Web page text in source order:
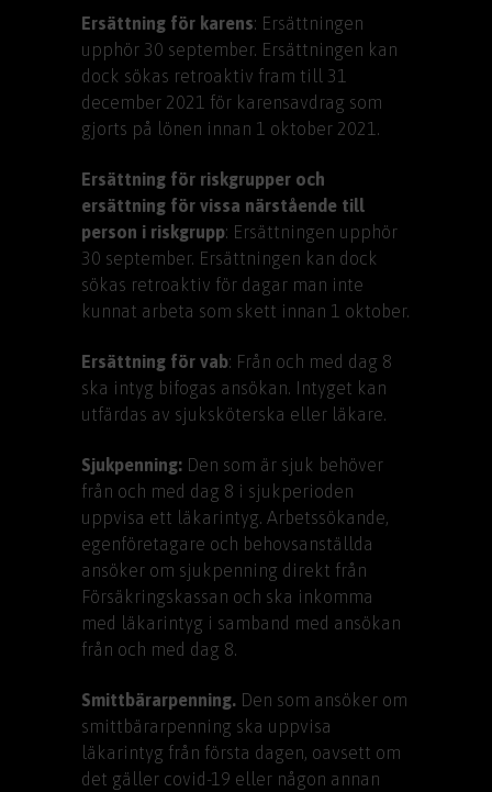
Ersättning för karens: Ersättningen
upphör 30 september. Ersättningen kan
dock sökas retroaktiv fram till 31
december 2021 för karensavdrag som
gjorts på lönen innan 1 oktober 2021.
Ersättning för riskgrupper och
ersättning för vissa närstående till
person i riskgrupp: Ersättningen upphör
30 september. Ersättningen kan dock
sökas retroaktiv för dagar man inte
kunnat arbeta som skett innan 1 oktober.
Ersättning för vab: Från och med dag 8
ska intyg bifogas ansökan. Intyget kan
utfärdas av sjuksköterska eller läkare.
Sjukpenning: Den som är sjuk behöver
från och med dag 8 i sjukperioden
uppvisa ett läkarintyg. Arbetssökande,
egenföretagare och behovsanställda
ansöker om sjukpenning direkt från
Försäkringskassan och ska inkomma
med läkarintyg i samband med ansökan
från och med dag 8.
Smittbärarpenning. Den som ansöker om
smittbärarpenning ska uppvisa
läkarintyg från första dagen, oavsett om
det gäller covid-19 eller någon annan